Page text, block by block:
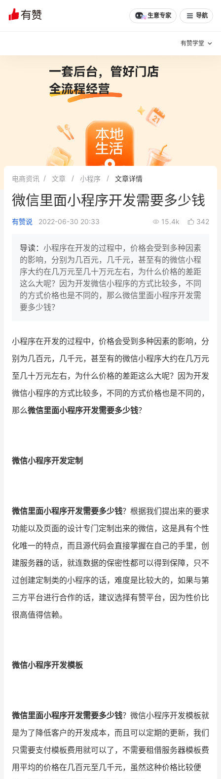
生意专家 导航
有赞学堂
增长方法
有赞专家说
新零售最佳实践
面对面聊增长
AllValue 战略合作
增长产品指南
智库 产品场景库
品牌消费观 行业报告
新零售资讯
增长俱乐部
商家社区 社群交流
合作共进
认证服务商 设计服务商
有赞云 数据通服务
电商资讯 文章 小程序 文章详情
微信里面小程序开发需要多少钱
有赞说 2022-06-30 20:33 15.4k 342
导读： 小程序在开发的过程中，价格会受到多种因素
的影响，分别为几百元，几千元，甚至有的微信小程
序大约在几万元至几十万元左右，为什么价格的差距
这么大呢？因为开发微信小程序的方式比较多，不同
的方式价格也是不同的，那么微信里面小程序开发需
要多少钱？
小程序在开发的过程中，价格会受到多种因素的影响，分
别为几百元，几千元，甚至有的微信小程序大约在几万元
至几十万元左右，为什么价格的差距这么大呢？因为开发
微信小程序的方式比较多，不同的方式价格也是不同的，
那么微信里面小程序开发需要多少钱？
微信小程序开发定制
微信里面小程序开发需要多少钱？根据我们提出来的要求
功能以及页面的设计专门定制出来的微信，这是具有个性
化唯一的特点，而且源代码会直接掌握在自己的手里，创
建服务器的话，就连数据的保密性都可以得到保障，只不
过创建定制类的小程序的话，难度是比较大的，如果与第
三方平台进行合作的话，建议选择有赞平台，因为性价比
很高值得信赖。
微信小程序开发模板
微信里面小程序开发需要多少钱？微信小程序开发模板就
是为了降低客户的开发成本，而且可以定期的更新，我们
只需要支付模板费用就可以了，不需要租借服务器模板费
用平均的价格在几百元至几千元，虽然这种价格比较便